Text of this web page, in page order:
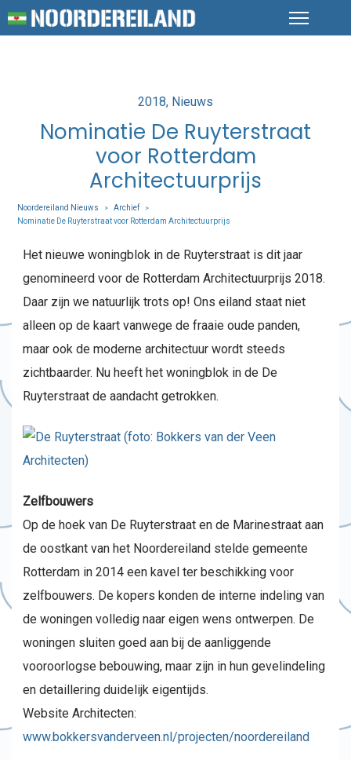
Posted
2018 Nieuws
Nominatie De Ruyterstraat
voor Rotterdam
Architectuurprijs
Noordereiland Nieuws > Archief >
Nominatie De Ruyterstraat voor Rotterdam Architectuurprijs
Het nieuwe woningblok in de Ruyterstraat is dit jaar
genomineerd voor de Rotterdam Architectuurprijs 2018.
Daar zijn we natuurlijk trots op! Ons eiland staat niet
alleen op de kaart vanwege de fraaie oude panden,
maar ook de moderne architectuur wordt steeds
zichtbaarder. Nu heeft het woningblok in de De
Ruyterstraat de aandacht getrokken.
Zelfbouwers
Op de hoek van De Ruyterstraat en de Marinestraat aan
de oostkant van het Noordereiland stelde gemeente
Rotterdam in 2014 een kavel ter beschikking voor
zelfbouwers. De kopers konden de interne indeling van
de woningen volledig naar eigen wens ontwerpen. De
woningen sluiten goed aan bij de aanliggende
vooroorlogse bebouwing, maar zijn in hun gevelindeling
en detaillering duidelijk eigentijds.
Website Architecten:
www.bokkersvanderveen.nl/projecten/noordereiland